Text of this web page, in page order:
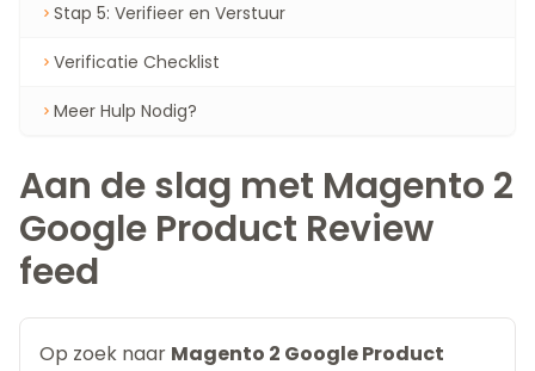
Stap 5: Verifieer en Verstuur
Verificatie Checklist
Meer Hulp Nodig?
Aan de slag met Magento 2
Google Product Review
feed
Op zoek naar Magento 2 Google Product